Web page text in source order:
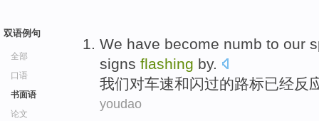
双语例句
全部
口语
书面语
论文
We have become numb to our
signs flashing by.
我们对车速和闪过的路标已经反
youdao